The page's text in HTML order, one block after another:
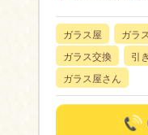
ガラス屋 ガラ
ガラス交換
引
ガラス屋さん